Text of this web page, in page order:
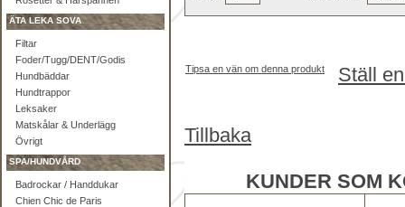
ÄTA LEKA SOVA
Filtar
Foder/Tugg/DENT/Godis
Hundbäddar
Hundtrappor
Leksaker
Matskålar & Underlägg
Övrigt
SPA/HUNDVÅRD
Badrockar / Handdukar
Chien Chic de Paris
Tipsa en vän om denna produkt Ställ
Tillbaka
KUNDER SOM